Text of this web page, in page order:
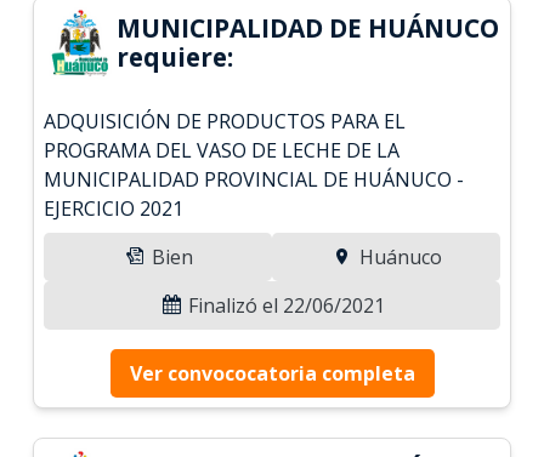
MUNICIPALIDAD DE HUÁNUCO
requiere:
ADQUISICIÓN DE PRODUCTOS PARA EL
PROGRAMA DEL VASO DE LECHE DE LA
MUNICIPALIDAD PROVINCIAL DE HUÁNUCO -
EJERCICIO 2021
Bien
Huánuco
Finalizó el 22/06/2021
Ver convococatoria completa